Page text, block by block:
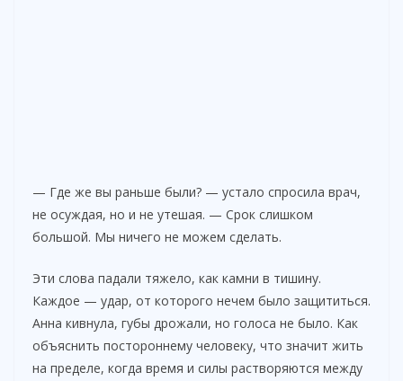
— Где же вы раньше были? — устало спросила врач,
не осуждая, но и не утешая. — Срок слишком
большой. Мы ничего не можем сделать.
Эти слова падали тяжело, как камни в тишину.
Каждое — удар, от которого нечем было защититься.
Анна кивнула, губы дрожали, но голоса не было. Как
объяснить постороннему человеку, что значит жить
на пределе, когда время и силы растворяются между